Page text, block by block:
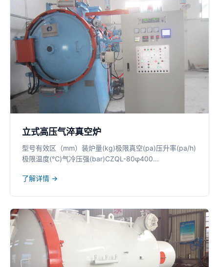
立式高压气淬真空炉
型号有效区（mm）装炉量(kg)极限真空(pa)压升率(pa/h)
极限温度(℃)气冷压强(bar)CZQL-80φ400...
了解详情 →